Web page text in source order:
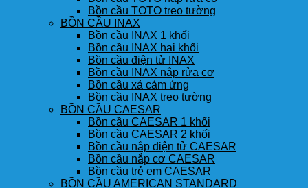
Bồn cầu TOTO treo tường
BỒN CẦU INAX
Bồn cầu INAX 1 khối
Bồn cầu INAX hai khối
Bồn cầu điện tử INAX
Bồn cầu INAX nắp rửa cơ
Bồn cầu xả cảm ứng
Bồn cầu INAX treo tường
BỒN CẦU CAESAR
Bồn cầu CAESAR 1 khối
Bồn cầu CAESAR 2 khối
Bồn cầu nắp điện tử CAESAR
Bồn cầu nắp cơ CAESAR
Bồn cầu trẻ em CAESAR
BỒN CẦU AMERICAN STANDARD